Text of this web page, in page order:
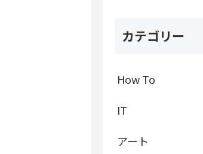
カテゴリー
How To
IT
アート